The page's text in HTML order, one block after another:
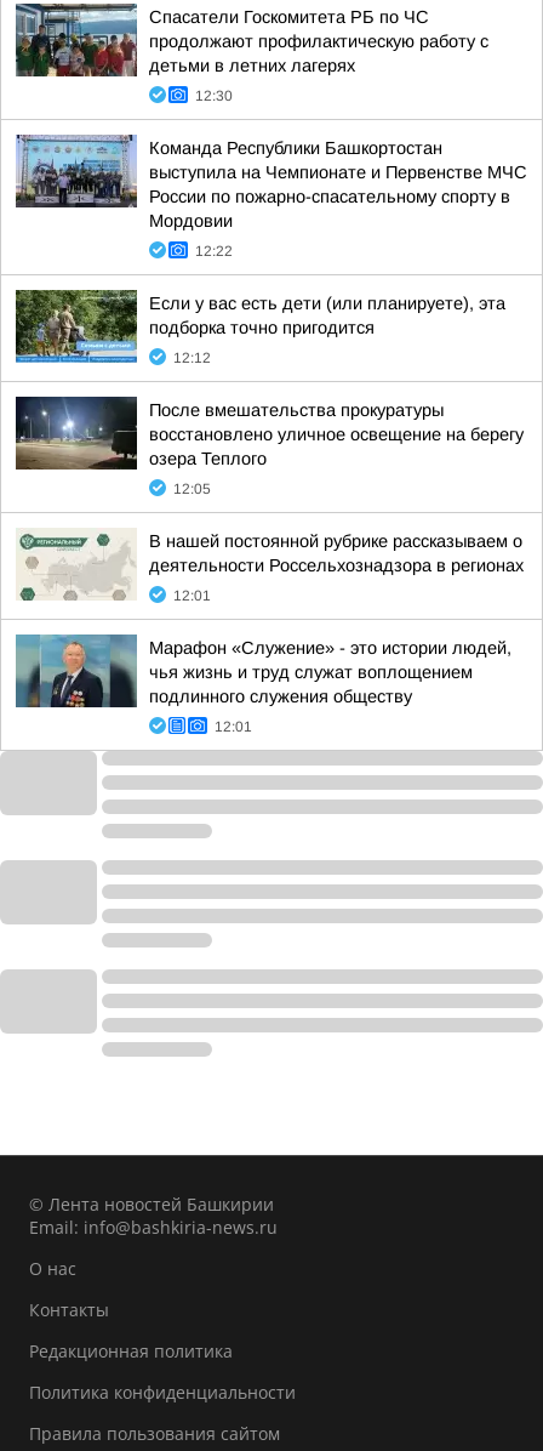
Спасатели Госкомитета РБ по ЧС
продолжают профилактическую работу с
детьми в летних лагерях
12:30
Команда Республики Башкортостан
выступила на Чемпионате и Первенстве МЧС
России по пожарно-спасательному спорту в
Мордовии
12:22
Если у вас есть дети (или планируете), эта
подборка точно пригодится
12:12
После вмешательства прокуратуры
восстановлено уличное освещение на берегу
озера Теплого
12:05
В нашей постоянной рубрике рассказываем о
деятельности Россельхознадзора в регионах
12:01
Марафон «Служение» - это истории людей,
чья жизнь и труд служат воплощением
подлинного служения обществу
12:01
© Лента новостей Башкирии
Email: info@bashkiria-news.ru
О нас
Контакты
Редакционная политика
Политика конфиденциальности
Правила пользования сайтом